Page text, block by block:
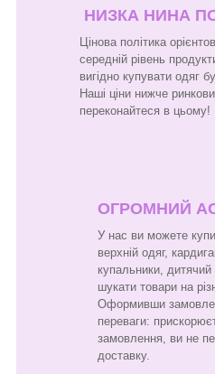
НИЗКА НИНА
Цінова політика
середній рівень
вигідно купувати одяг
Наші ціни нижче
переконайтеся в цьому!
ОГРОМНИЙ
У нас ви можете
верхній одяг,
купальники,
шукати товари на
Оформивши
переваги:
замовлення, ви не
доставку.